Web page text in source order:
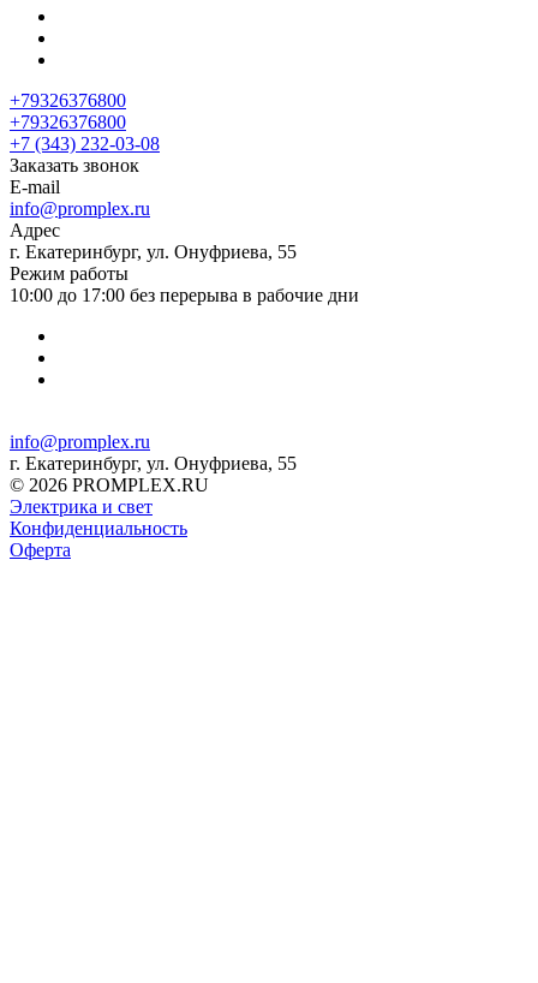
+79326376800
+79326376800
+7 (343) 232-03-08
Заказать звонок
E-mail
info@promplex.ru
Адрес
г. Екатеринбург, ул. Онуфриева, 55
Режим работы
10:00 до 17:00 без перерыва в рабочие дни
info@promplex.ru
г. Екатеринбург, ул. Онуфриева, 55
© 2026 PROMPLEX.RU
Электрика и свет
Конфиденциальность
Оферта